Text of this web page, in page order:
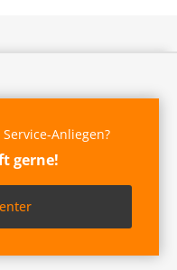
Anliegen?
gerne!